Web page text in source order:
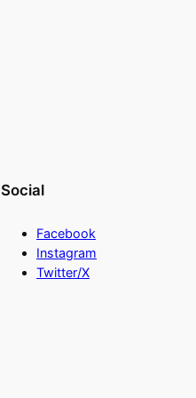
Social
Facebook
Instagram
Twitter/X